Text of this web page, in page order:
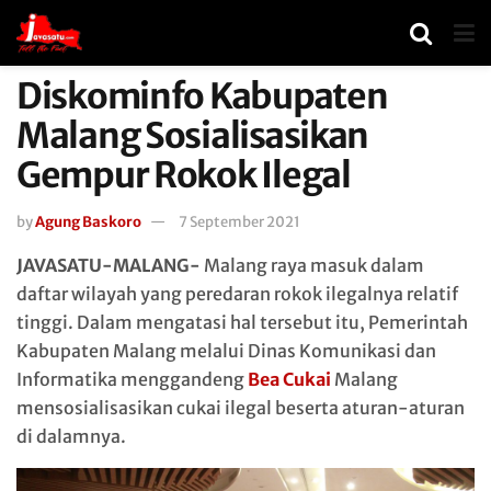
Diskominfo Kabupaten
Malang Sosialisasikan
Gempur Rokok Ilegal
byAgung Baskoro 7 September 2021
JAVASATU-MALANG- Malang raya masuk dalam
daftar wilayah yang peredaran rokok ilegalnya relatif
tinggi. Dalam mengatasi hal tersebut itu, Pemerintah
Kabupaten Malang melalui Dinas Komunikasi dan
Informatika menggandeng Bea Cukai Malang
mensosialisasikan cukai ilegal beserta aturan-aturan
di dalamnya.